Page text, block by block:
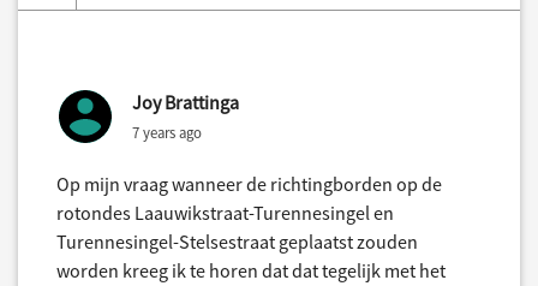
Joy Brattinga
7 years ago
Op mijn vraag wanneer de richtingborden op de
rotondes Laauwikstraat-Turennesingel en
Turennesingel-Stelsestraat geplaatst zouden
worden kreeg ik te horen dat dat tegelijk met het